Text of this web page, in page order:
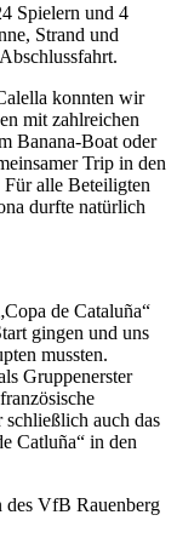
Spielern und 4
Strand und
konnten wir
mit zahlreichen
Banana-Boat oder
Trip in den
alle Beteiligten
durfte natürlich
de Cataluña“
gingen und uns
mussten.
Gruppenerster
auch das
Catluña“ in den
des VfB Rauenberg